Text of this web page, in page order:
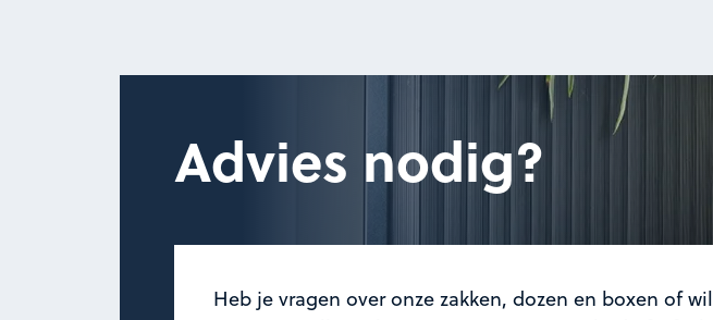
Advies nodig?
Heb je vragen over onze zakken, dozen en boxen of wil